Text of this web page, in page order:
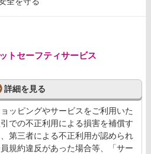
トセーフティサービス
詳細を見る
ッピングやサービスをご利用いた
での不正利用による損害を補償す
第三者による不正利用が認められ
規約違反があった場合等、「サー